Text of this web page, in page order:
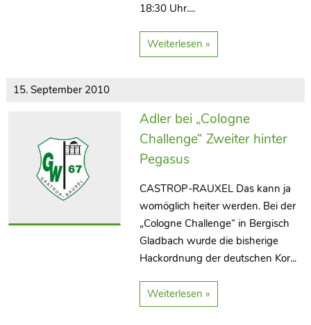
18:30 Uhr....
Weiterlesen »
15. September 2010
Adler bei „Cologne
Challenge“ Zweiter hinter
Pegasus
CASTROP-RAUXEL Das kann ja
womöglich heiter werden. Bei der
„Cologne Challenge“ in Bergisch
Gladbach wurde die bisherige
Hackordnung der deutschen Kor...
Weiterlesen »